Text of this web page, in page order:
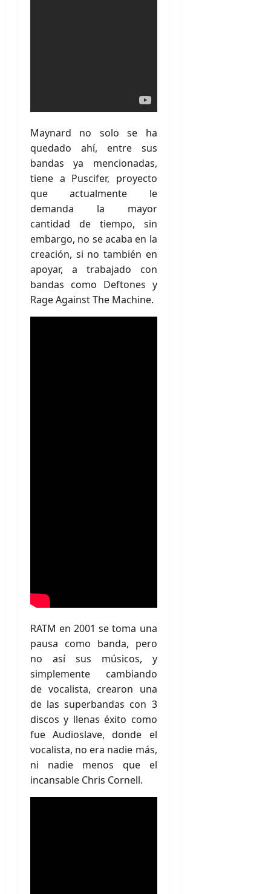
Maynard no solo se ha
quedado ahí, entre sus
bandas ya mencionadas,
tiene a Puscifer, proyecto
que actualmente le
demanda la mayor
cantidad de tiempo, sin
embargo, no se acaba en la
creación, si no también en
apoyar, a trabajado con
bandas como Deftones y
Rage Against The Machine.
RATM en 2001 se toma una
pausa como banda, pero
no así sus músicos, y
simplemente cambiando
de vocalista, crearon una
de las superbandas con 3
discos y llenas éxito como
fue Audioslave, donde el
vocalista, no era nadie más,
ni nadie menos que el
incansable Chris Cornell.